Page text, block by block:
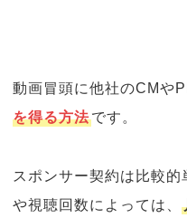
動画冒頭に他社のCMや
を得る方法です。
スポンサー契約は比較
や視聴回数によっては、